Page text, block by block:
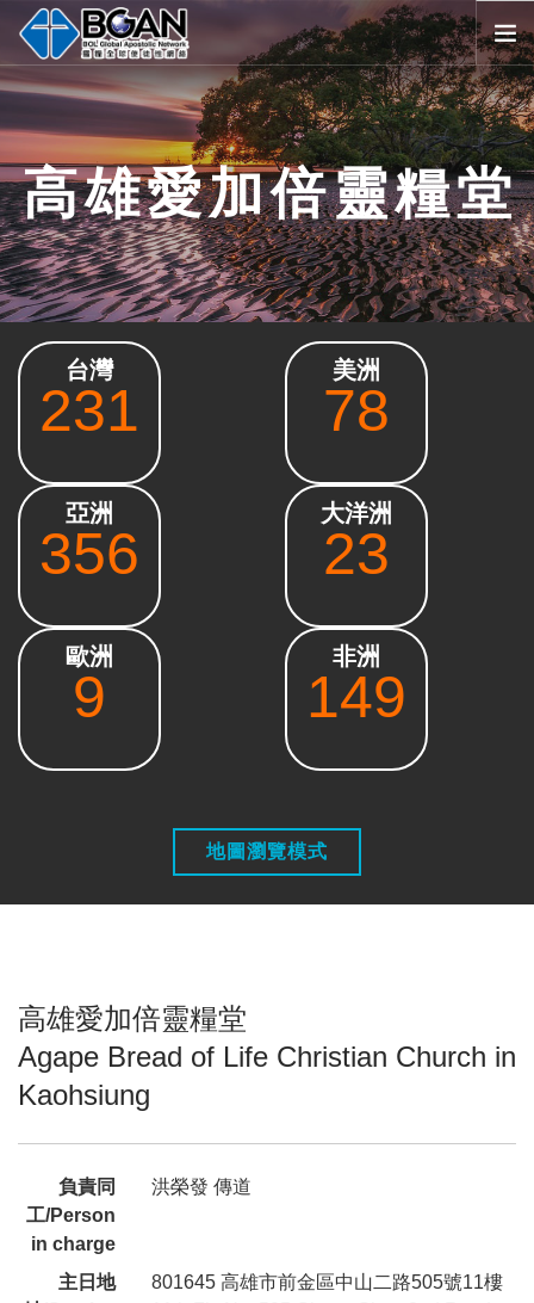
首頁
全球堂會
消息公告
影音媒體
代禱事項
資源共享
友好連結
搜尋
SELECT LANGUAGE
會員登入
高雄愛加倍靈糧堂
台灣
231
美洲
78
亞洲
356
大洋洲
23
歐洲
9
非洲
149
地圖瀏覽模式
高雄愛加倍靈糧堂
Agape Bread of Life Christian Church in
Kaohsiung
負責同
工/Person
in charge
洪榮發 傳道
主日地
801645 高雄市前金區中山二路505號11樓